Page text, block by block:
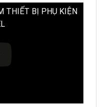
THIẾT BỊ PHỤ KIỆN